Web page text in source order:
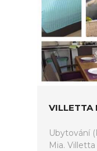
VILLETTA
Ubytování
Mia.